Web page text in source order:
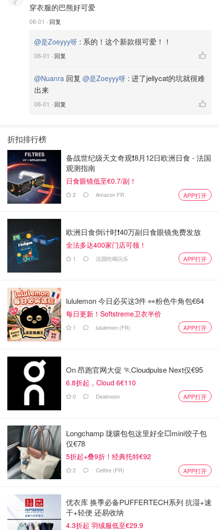
穿衣服的巴熊好可爱
06-01 · 回复
@是Zoeyyy呀 : 系的！这个新款很可爱！！
06-01 · 回复
@Nuanra 回复 @是Zoeyyy呀 : 进了jellycat的坑就很难
出来
06-01 · 回复
折扣排行榜
备战世纪级天文奇观❗️8月12日欧洲日食 - 法国
观测指南
日食眼镜低至€0.7/副！
2 Amazon FR APP打开
欧洲日食倒计时❗️40万副日食眼镜免费发放
全法多达400家门店可领！
1 法国吃喝玩乐 APP打开
lululemon 今日必买这3件 👀粉色牛角包€64
每日更新！Softstreme卫衣半价
1 lululemon (FR) APP打开
On 昂跑官网大促 🏃Cloudpulse Next仅€95
6.8折起，Cloud 6€110
0 Dealmoon APP打开
Longchamp 珑骧包包这里好全💥mini饺子包
仅€78
5折起+叠9折！经典托特€92
2 Cettire (FR) APP打开
优衣库 换季必备PUFFERTECH系列 抗湿+速
干+轻便 还易收纳
4.3折起 羽绒服低至€29.9